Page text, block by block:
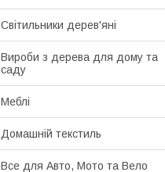
Світильники дерев'яні
Вироби з дерева для дому та
саду
Меблі
Домашній текстиль
Все для Авто, Мото та Вело